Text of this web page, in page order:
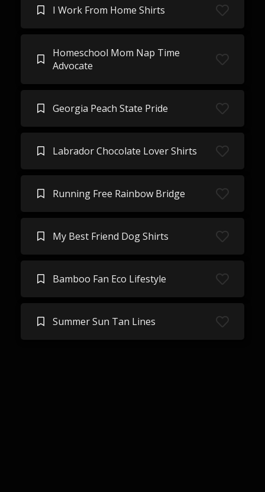
I Work From Home Shirts
Homeschool Mom Nap Time
Advocate
Georgia Peach State Pride
Labrador Chocolate Lover Shirts
Running Free Rainbow Bridge
My Best Friend Dog Shirts
Bamboo Fan Eco Lifestyle
Summer Sun Tan Lines